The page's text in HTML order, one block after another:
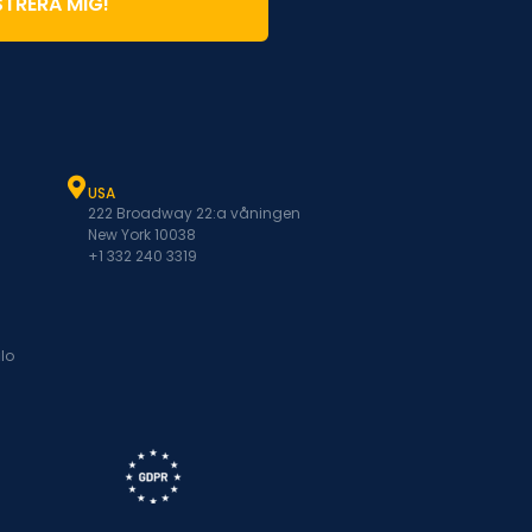
USA
222 Broadway 22:a våningen
New York 10038
+1 332 240 3319